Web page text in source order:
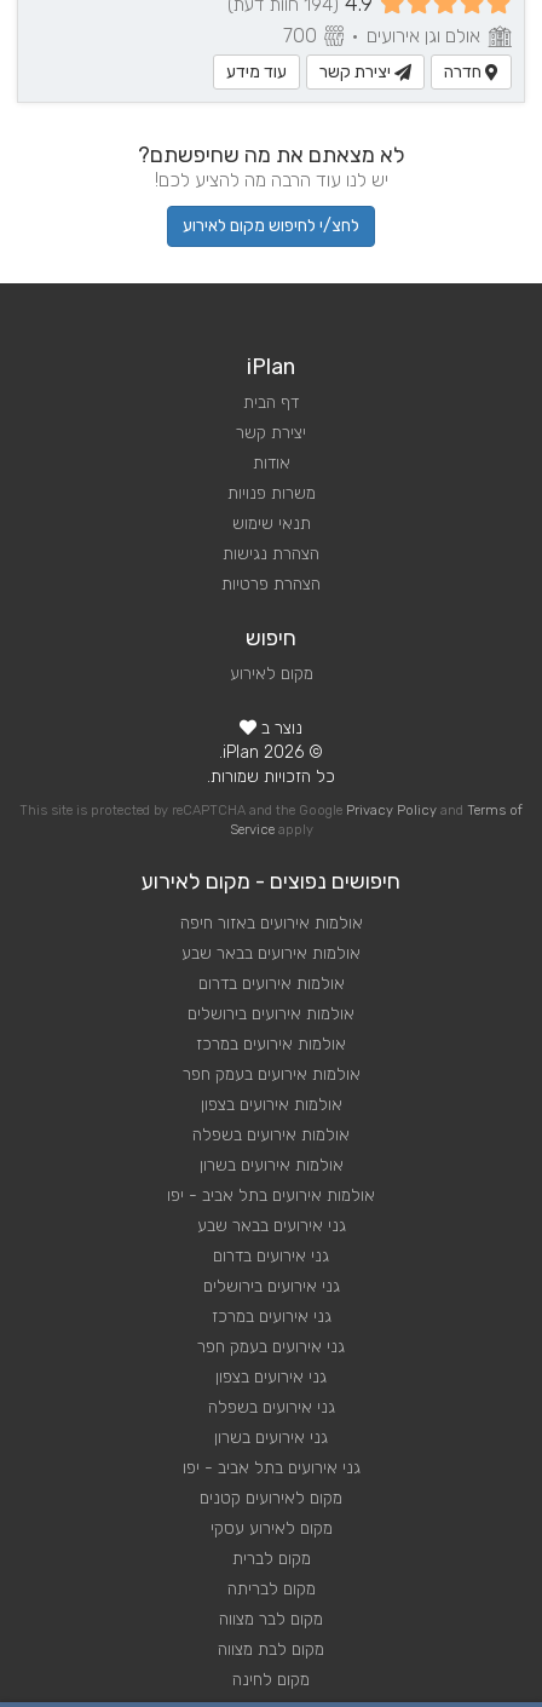
(194 חוות דעת)
אולם וגן אירועים •
חדרה יצירת קשר עוד מידע
לא מצאתם את מה שחיפשתם?
יש לנו עוד הרבה מה להציע לכם!
לחצ/י לחיפוש מקום לאירוע
iPlan
דף הבית
יצירת קשר
אודות
משרות פנויות
תנאי שימוש
הצהרת נגישות
הצהרת פרטיות
חיפוש
מקום לאירוע
נוצר ב
© 2026 iPlan.
כל הזכויות שמורות.
This site is protected by reCAPTCHA and the Google Privacy Policy and Terms of
Serviceapply
חיפושים נפוצים - מקום לאירוע
אולמות אירועים באזור חיפה
אולמות אירועים בבאר שבע
אולמות אירועים בדרום
אולמות אירועים בירושלים
אולמות אירועים במרכז
אולמות אירועים בעמק חפר
אולמות אירועים בצפון
אולמות אירועים בשפלה
אולמות אירועים בשרון
אולמות אירועים בתל אביב - יפו
גני אירועים בבאר שבע
גני אירועים בדרום
גני אירועים בירושלים
גני אירועים במרכז
גני אירועים בעמק חפר
גני אירועים בצפון
גני אירועים בשפלה
גני אירועים בשרון
גני אירועים בתל אביב - יפו
מקום לאירועים קטנים
מקום לאירוע עסקי
מקום לברית
מקום לבריתה
מקום לבר מצווה
מקום לבת מצווה
מקום לחינה